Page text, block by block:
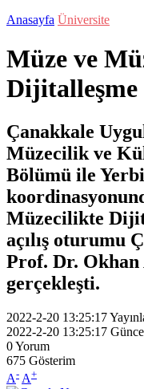
Anasayfa Üniversite
Müze ve
Dijitalleşme
Çanakkale
Müzecilik ve
Bölümü ile
Müzecilikte
açılış oturumu
Prof. Dr. Okhan
gerçekleşti.
2022-2-20 13:25:17
2022-2-20 13:25:17
0Yorum
675 Gösterim
A- A+